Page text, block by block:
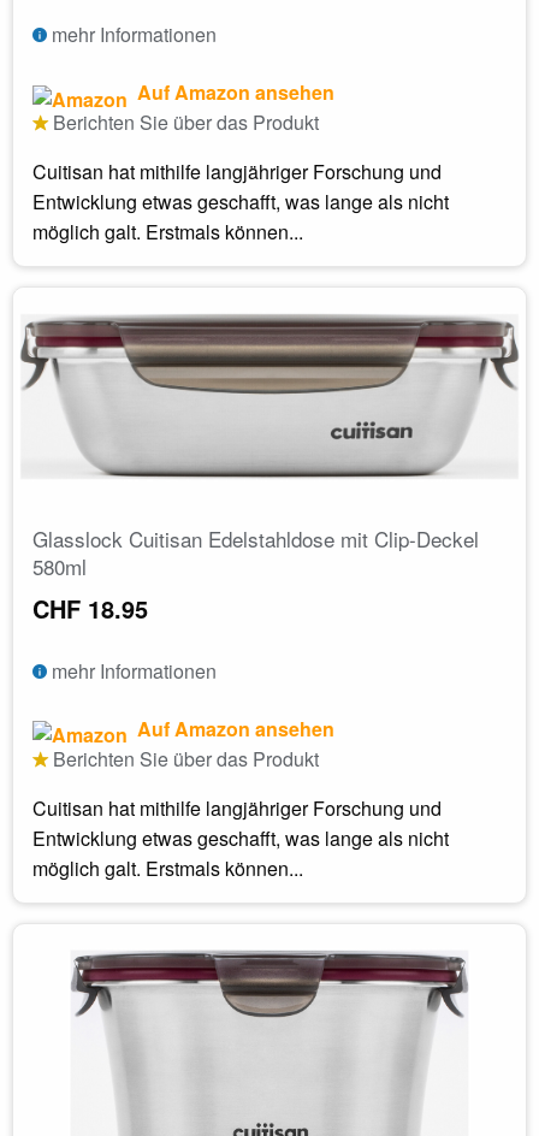
mehr Informationen
Auf Amazon ansehen
Berichten Sie über das Produkt
Cuitisan hat mithilfe langjähriger Forschung und
Entwicklung etwas geschafft, was lange als nicht
möglich galt. Erstmals können...
Glasslock Cuitisan Edelstahldose mit Clip-Deckel
580ml
CHF 18.95
mehr Informationen
Auf Amazon ansehen
Berichten Sie über das Produkt
Cuitisan hat mithilfe langjähriger Forschung und
Entwicklung etwas geschafft, was lange als nicht
möglich galt. Erstmals können...